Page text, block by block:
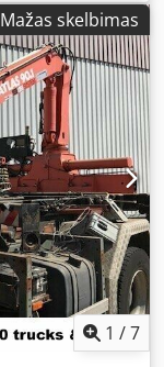
Mažas skelbimas
1 /7